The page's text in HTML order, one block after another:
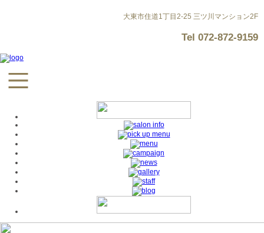
大東市住道1丁目2-25 三ツ川マンション2F
Tel 072-872-9159